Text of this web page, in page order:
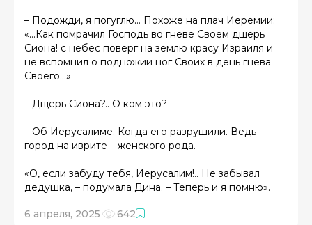
– Подожди, я погуглю… Похоже на плач Иеремии:
«…Как помрачил Господь во гневе Своем дщерь
Сиона! с небес поверг на землю красу Израиля и
не вспомнил о подножии ног Своих в день гнева
Своего…»
– Дщерь Сиона?.. О ком это?
– Об Иерусалиме. Когда его разрушили. Ведь
город на иврите – женского рода.
«О, если забуду тебя, Иерусалим!.. Не забывал
дедушка, – подумала Дина. – Теперь и я помню».
6 апреля, 2025 642